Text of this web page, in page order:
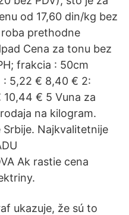
od 17,60 din/kg bez
roba prethodne
Cena za tonu bez
frakcia : 50cm
: 5,22 € 8,40 € 2:
€ 5 Vuna za
na kilogram.
Najkvalitetnije
Ak rastie cena
ukazuje, že sú to